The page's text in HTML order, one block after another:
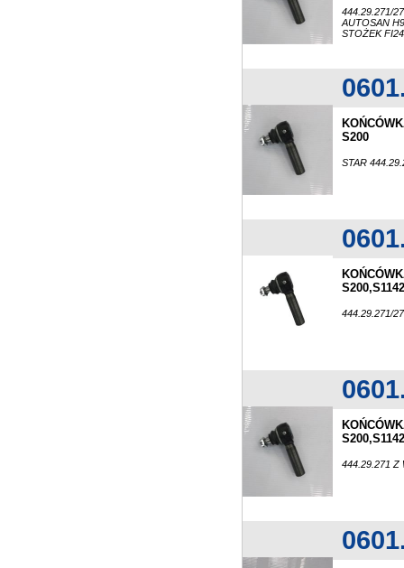
444.29.271/
AUTOSAN
STOŻEK
S200
STAR
S200,S1142
444.29.271/
S200,S1142
444.29.271 Z